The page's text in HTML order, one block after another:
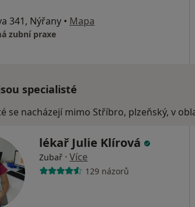
341, Nýřany • Mapa
zubní praxe
specialisté
se nacházejí mimo Stříbro, plzeňský, v
lékař Julie Klírová
Zubař · Více
129 názorů